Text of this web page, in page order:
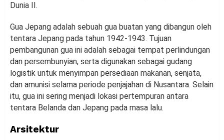
Dunia II.
Gua Jepang adalah sebuah gua buatan yang dibangun oleh
tentara Jepang pada tahun 1942-1943. Tujuan
pembangunan gua ini adalah sebagai tempat perlindungan
dan persembunyian, serta digunakan sebagai gudang
logistik untuk menyimpan persediaan makanan, senjata,
dan amunisi selama periode penjajahan di Nusantara. Selain
itu, gua ini sering menjadi lokasi pertempuran antara
tentara Belanda dan Jepang pada masa lalu.
Arsitektur